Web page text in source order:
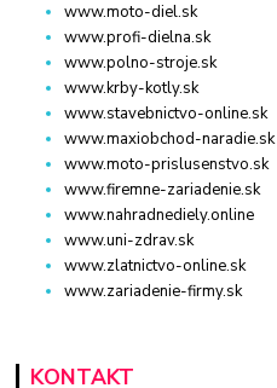
www.moto-diel.sk
www.profi-dielna.sk
www.polno-stroje.sk
www.krby-kotly.sk
www.stavebnictvo-online.sk
www.maxiobchod-naradie.sk
www.moto-prislusenstvo.sk
www.firemne-zariadenie.sk
www.nahradnediely.online
www.uni-zdrav.sk
www.zlatnictvo-online.sk
www.zariadenie-firmy.sk
KONTAKT